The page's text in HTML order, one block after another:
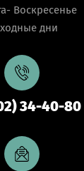
Воскресенье
дни
34-40-80